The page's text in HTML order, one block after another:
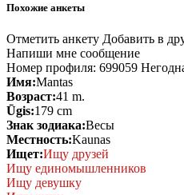
Похожие анкеты
Отметить анкету Добавить в
Напиши мне сообщение
Номер профиля: 699059
Имя:Mantas
Возраст:41 m.
Ūgis:179 cm
Знак зодиака:Весы
Местность:Kaunas
Ищет:Ищу друзей
Ищу единомышленников
Ищу девушку